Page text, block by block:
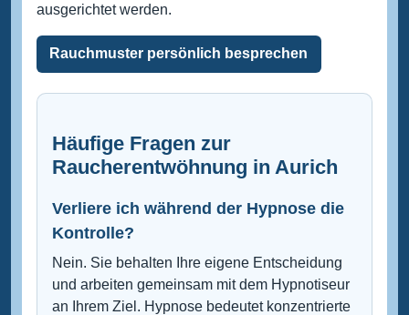
ausgerichtet werden.
Rauchmuster persönlich besprechen
Häufige Fragen zur
Raucherentwöhnung in Aurich
Verliere ich während der Hypnose die
Kontrolle?
Nein. Sie behalten Ihre eigene Entscheidung
und arbeiten gemeinsam mit dem Hypnotiseur
an Ihrem Ziel. Hypnose bedeutet konzentrierte